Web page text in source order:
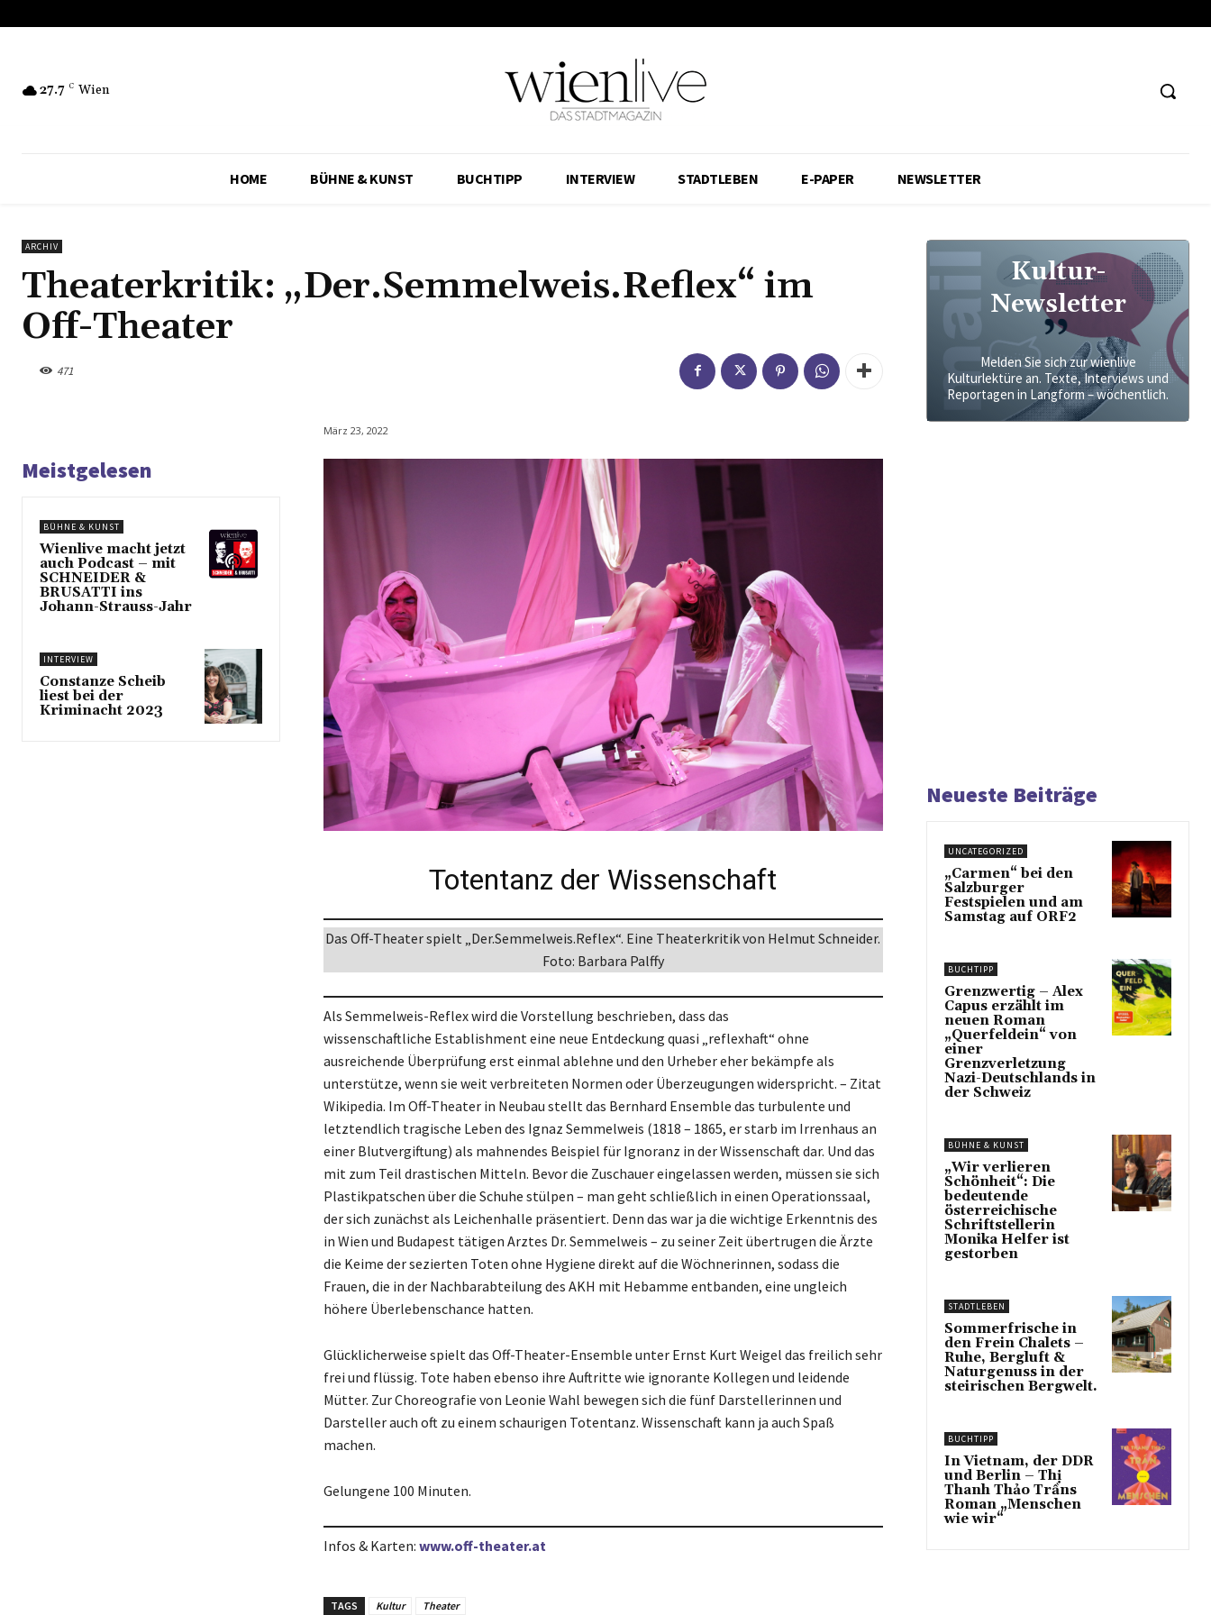
27.7 C Wien
HOME BÜHNE & KUNST BUCHTIPP INTERVIEW STADTLEBEN E-PAPER NEWSLETTER
ARCHIV
Theaterkritik: „Der.Semmelweis.Reflex“ im
Off-Theater
471
Meistgelesen
BÜHNE & KUNST
Wienlive macht jetzt
auch Podcast – mit
SCHNEIDER &
BRUSATTI ins
Johann-Strauss-Jahr
INTERVIEW
Constanze Scheib
liest bei der
Kriminacht 2023
März 23, 2022
Totentanz der Wissenschaft
Das Off-Theater spielt „Der.Semmelweis.Reflex“. Eine Theaterkritik von Helmut Schneider.
Foto: Barbara Palffy
Als Semmelweis-Reflex wird die Vorstellung beschrieben, dass das
wissenschaftliche Establishment eine neue Entdeckung quasi „reflexhaft“ ohne
ausreichende Überprüfung erst einmal ablehne und den Urheber eher bekämpfe als
unterstütze, wenn sie weit verbreiteten Normen oder Überzeugungen widerspricht. – Zitat
Wikipedia. Im Off-Theater in Neubau stellt das Bernhard Ensemble das turbulente und
letztendlich tragische Leben des Ignaz Semmelweis (1818 – 1865, er starb im Irrenhaus an
einer Blutvergiftung) als mahnendes Beispiel für Ignoranz in der Wissenschaft dar. Und das
mit zum Teil drastischen Mitteln. Bevor die Zuschauer eingelassen werden, müssen sie sich
Plastikpatschen über die Schuhe stülpen – man geht schließlich in einen Operationssaal,
der sich zunächst als Leichenhalle präsentiert. Denn das war ja die wichtige Erkenntnis des
in Wien und Budapest tätigen Arztes Dr. Semmelweis – zu seiner Zeit übertrugen die Ärzte
die Keime der sezierten Toten ohne Hygiene direkt auf die Wöchnerinnen, sodass die
Frauen, die in der Nachbarabteilung des AKH mit Hebamme entbanden, eine ungleich
höhere Überlebenschance hatten.
Glücklicherweise spielt das Off-Theater-Ensemble unter Ernst Kurt Weigel das freilich sehr
frei und flüssig. Tote haben ebenso ihre Auftritte wie ignorante Kollegen und leidende
Mütter. Zur Choreografie von Leonie Wahl bewegen sich die fünf Darstellerinnen und
Darsteller auch oft zu einem schaurigen Totentanz. Wissenschaft kann ja auch Spaß
machen.
Gelungene 100 Minuten.
Infos & Karten: www.off-theater.at
TAGS Kultur Theater
Kultur-
Newsletter
Melden Sie sich zur wienlive
Kulturlektüre an. Texte, Interviews und
Reportagen in Langform – wöchentlich.
Neueste Beiträge
UNCATEGORIZED
„Carmen“ bei den
Salzburger
Festspielen und am
Samstag auf ORF2
BUCHTIPP
Grenzwertig – Alex
Capus erzählt im
neuen Roman
„Querfeldein“ von
einer
Grenzverletzung
Nazi-Deutschlands in
der Schweiz
BÜHNE & KUNST
„Wir verlieren
Schönheit“: Die
bedeutende
österreichische
Schriftstellerin
Monika Helfer ist
gestorben
STADTLEBEN
Sommerfrische in
den Frein Chalets –
Ruhe, Bergluft &
Naturgenuss in der
steirischen Bergwelt.
BUCHTIPP
In Vietnam, der DDR
und Berlin – Thị
Thanh Thảo Trầns
Roman „Menschen
wie wir“